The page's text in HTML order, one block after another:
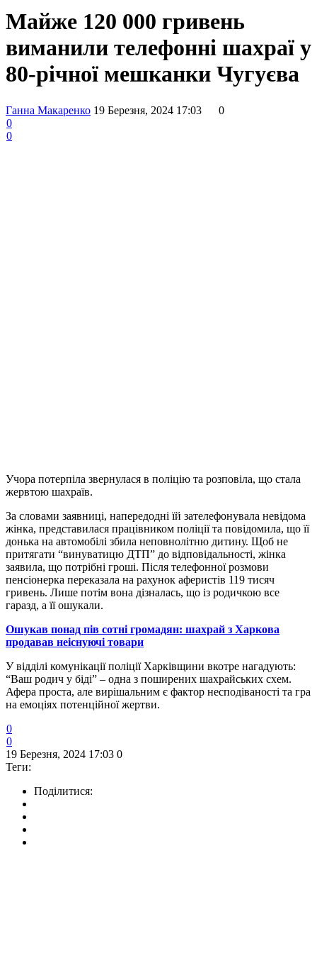
Майже 120 000 гривень
виманили телефонні шахраї у
80-річної мешканки Чугуєва
Ганна Макаренко 19 Березня, 2024 17:03
0
0
0
Учора потерпіла звернулася в поліцію та розповіла, що стала
жервтою шахраїв.
За словами заявниці, напередодні їй зателефонувала невідома
жінка, представилася працівником поліції та повідомила, що її
донька на автомобілі збила неповнолітню дитину. Щоб не
притягати “винуватицю ДТП” до відповідальності, жінка
заявила, що потрібні гроші. Після телефонної розмови
пенсіонерка переказала на рахунок аферистів 119 тисяч
гривень. Лише потім вона дізналась, що із родичкою все
гаразд, а її ошукали.
Ошукав понад пів сотні громадян: шахрай з Харкова
продавав неіснуючі товари
У відділі комунікації поліції Харківщини вкотре нагадують:
“Ваш родич у біді” – одна з поширених шахрайських схем.
Афера проста, але вирішальним є фактор несподіваності та гра
на емоціях потенційної жертви.
0
0
19 Березня, 2024 17:03 0
Теги:
Поділитися: